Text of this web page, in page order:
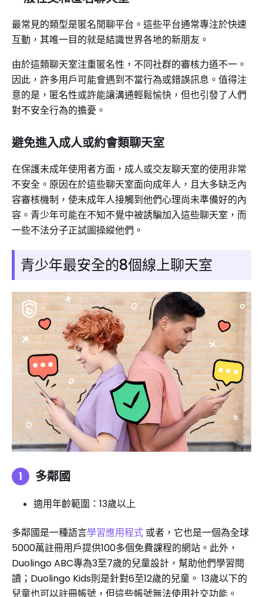
最常見的類型是匿名閒聊平台。這些平台通常專注於快速
互動，其唯一目的就是結識世界各地的新朋友。
由於這類聊天室注重匿名性，不同社群的審核力道不一。
因此，許多用戶可能會遇到不當行為或錯誤訊息。值得注
意的是，匿名性或許能讓溝通輕鬆愉快，但也引發了人們
對不安全行為的擔憂。
避免進入成人或約會類聊天室
在保護未成年使用者方面，成人或交友聊天室的使用非常
不安全。原因在於這些聊天室面向成年人，且大多缺乏內
容審核機制，使未成年人接觸到他們心理尚未準備好的內
容。青少年可能在不知不覺中被誘騙加入這些聊天室，而
一些不法分子正試圖操縱他們。
青少年最安全的8個線上聊天室
多鄰國
適用年齡範圍：13歲以上
多鄰國是一種語言學習應用程式 或者，它也是一個為全球
5000萬註冊用戶提供100多個免費課程的網站。此外，
Duolingo ABC專為3至7歲的兒童設計，幫助他們學習閱
讀；Duolingo Kids則是針對6至12歲的兒童。 13歲以下的
兒童也可以註冊帳號，但這些帳號無法使用社交功能。